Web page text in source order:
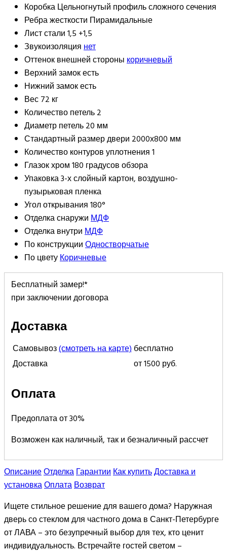
КоробкаЦельногнутый профиль сложного сечения
Ребра жесткости Пирамидальные
Лист стали1,5 +1,5
Звукоизоляциянет
Оттенок внешней стороныкоричневый
Верхний замокесть
Нижний замокесть
Вес72 кг
Количество петель2
Диаметр петель20 мм
Стандартный размер двери 2000х800 мм
Количество контуров уплотнения1
Глазокхром 180 градусов обзора
Упаковка3-х слойный картон, воздушно-
пузырьковая пленка
Угол открывания180°
Отделка снаружиМДФ
Отделка внутриМДФ
По конструкцииОдностворчатые
По цветуКоричневые
Бесплатный замер!*
при заключении договора
Доставка
Самовывоз(смотреть на карте)бесплатно
Доставка
от 1500 руб.
Оплата
Предоплата от 30%
Возможен как наличный, так и безналичный рассчет
ОписаниеОтделкаГарантииКак купитьДоставка и
установкаОплатаВозврат
Ищете стильное решение для вашего дома? Наружная
дверь со стеклом для частного дома в Санкт-Петербурге
от ЛАВА – это безупречный выбор для тех, кто ценит
индивидуальность. Встречайте гостей светом –